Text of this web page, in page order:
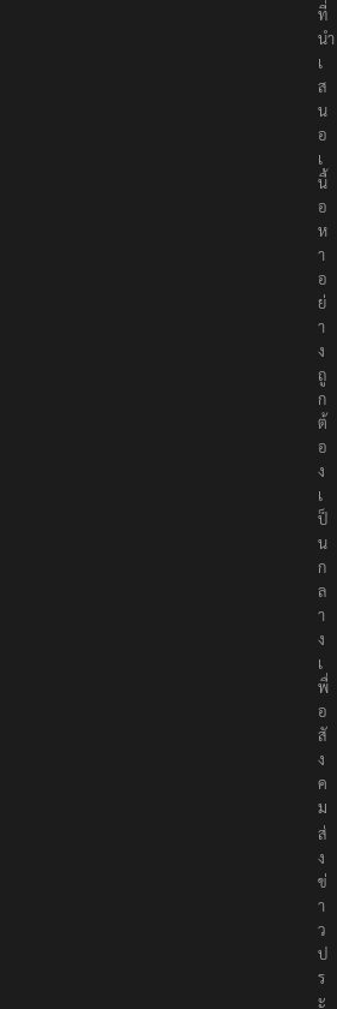
ที่
นำ
เ
ส
น
อ
เ
นื้
อ
ห
า
อ
ย่
า
ง
ถู
ก
ต้
อ
ง
เ
ป็
น
ก
ล
า
ง
เ
พื่
อ
สั
ง
ค
ม
ส่
ง
ข่
า
ว
ป
ร
ะ